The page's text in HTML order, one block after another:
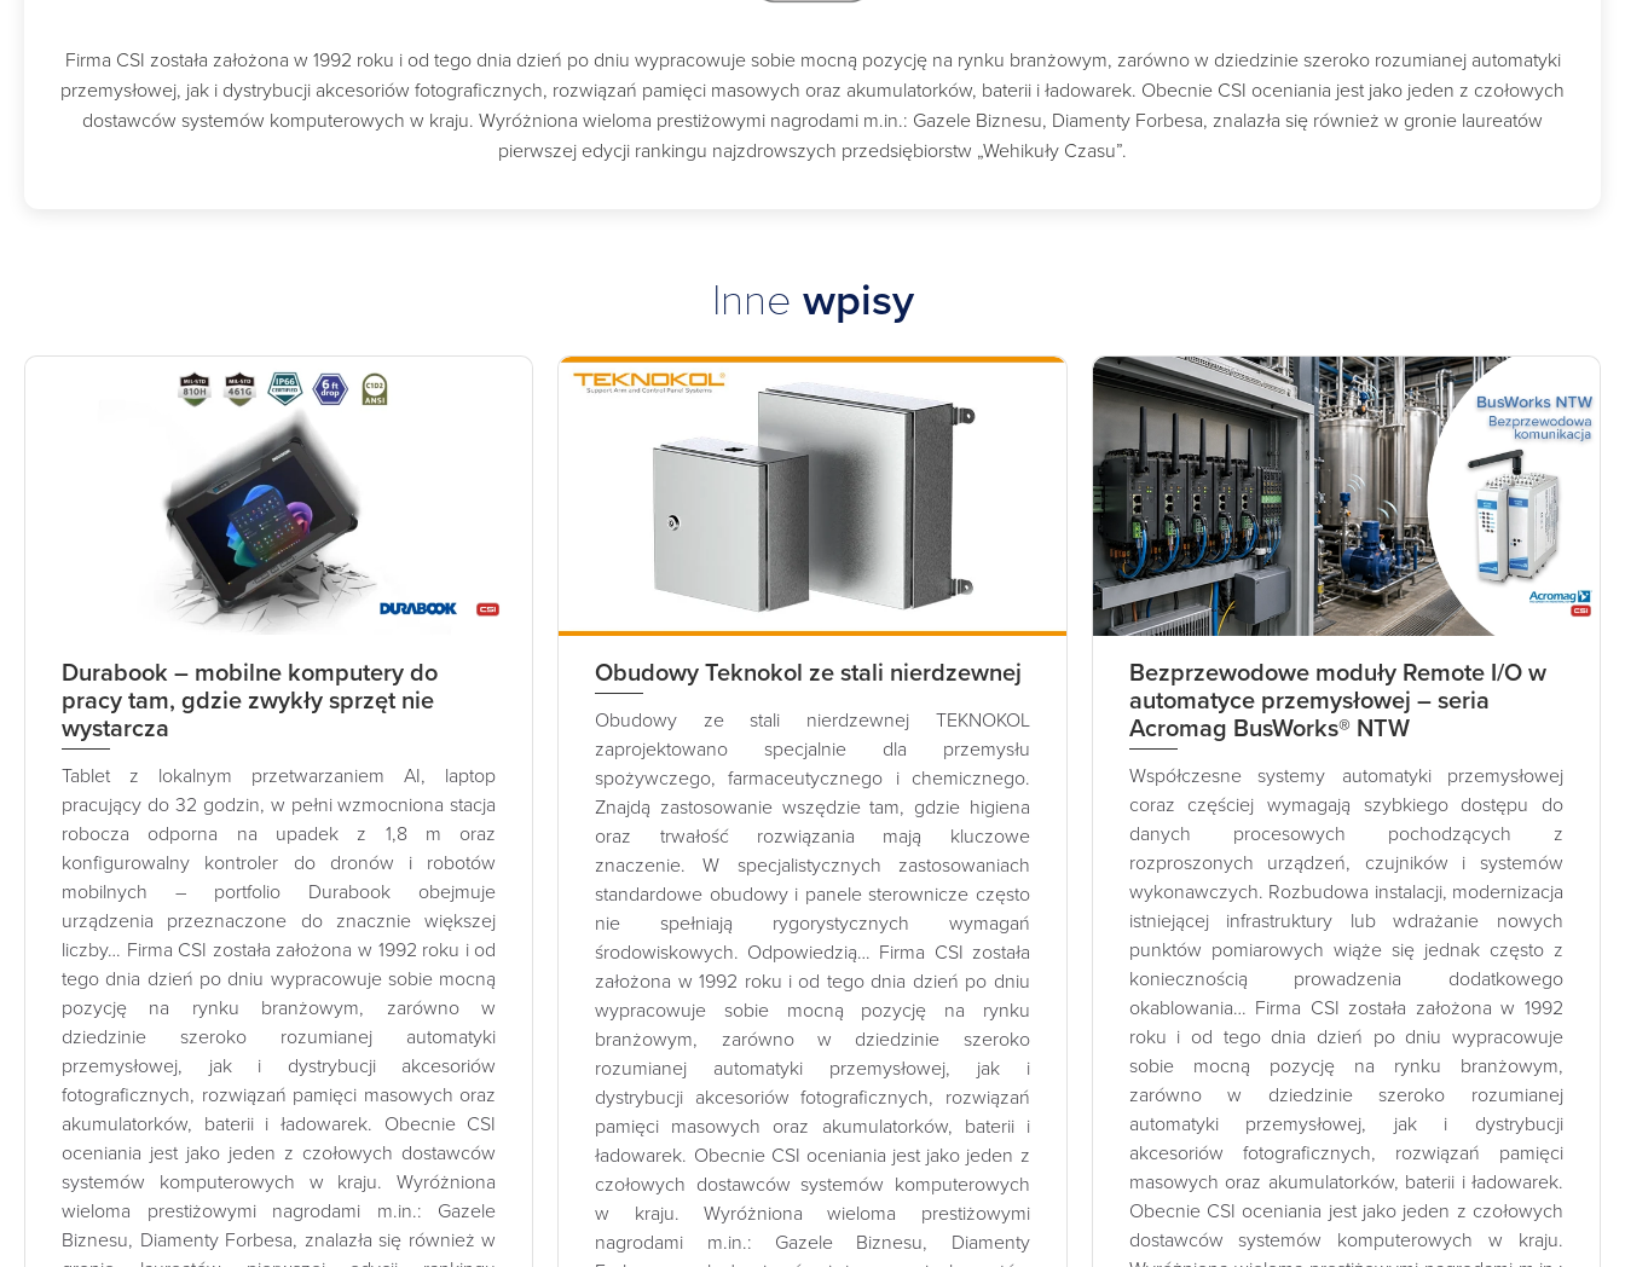
Firma CSI została założona w 1992 roku i od tego dnia dzień po dniu wypracowuje sobie mocną pozycję na rynku branżowym, zarówno w dziedzinie szeroko rozumianej automatyki
przemysłowej, jak i dystrybucji akcesoriów fotograficznych, rozwiązań pamięci masowych oraz akumulatorków, baterii i ładowarek. Obecnie CSI oceniania jest jako jeden z czołowych
dostawców systemów komputerowych w kraju. Wyróżniona wieloma prestiżowymi nagrodami m.in.: Gazele Biznesu, Diamenty Forbesa, znalazła się również w gronie laureatów
pierwszej edycji rankingu najzdrowszych przedsiębiorstw „Wehikuły Czasu”.
Inne wpisy
Durabook – mobilne komputery do
pracy tam, gdzie zwykły sprzęt nie
wystarcza
Tablet z lokalnym przetwarzaniem AI, laptop
pracujący do 32 godzin, w pełni wzmocniona stacja
robocza odporna na upadek z 1,8 m oraz
konfigurowalny kontroler do dronów i robotów
mobilnych – portfolio Durabook obejmuje
urządzenia przeznaczone do znacznie większej
liczby… Firma CSI została założona w 1992 roku i od
tego dnia dzień po dniu wypracowuje sobie mocną
pozycję na rynku branżowym, zarówno w
dziedzinie szeroko rozumianej automatyki
przemysłowej, jak i dystrybucji akcesoriów
fotograficznych, rozwiązań pamięci masowych oraz
akumulatorków, baterii i ładowarek. Obecnie CSI
oceniania jest jako jeden z czołowych dostawców
systemów komputerowych w kraju. Wyróżniona
wieloma prestiżowymi nagrodami m.in.: Gazele
Biznesu, Diamenty Forbesa, znalazła się również w
Obudowy Teknokol ze stali nierdzewnej
Obudowy ze stali nierdzewnej TEKNOKOL
zaprojektowano specjalnie dla przemysłu
spożywczego, farmaceutycznego i chemicznego.
Znajdą zastosowanie wszędzie tam, gdzie higiena
oraz trwałość rozwiązania mają kluczowe
znaczenie. W specjalistycznych zastosowaniach
standardowe obudowy i panele sterownicze często
nie spełniają rygorystycznych wymagań
środowiskowych. Odpowiedzią… Firma CSI została
założona w 1992 roku i od tego dnia dzień po dniu
wypracowuje sobie mocną pozycję na rynku
branżowym, zarówno w dziedzinie szeroko
rozumianej automatyki przemysłowej, jak i
dystrybucji akcesoriów fotograficznych, rozwiązań
pamięci masowych oraz akumulatorków, baterii i
ładowarek. Obecnie CSI oceniania jest jako jeden z
czołowych dostawców systemów komputerowych
w kraju. Wyróżniona wieloma prestiżowymi
nagrodami m.in.: Gazele Biznesu, Diamenty
Bezprzewodowe moduły Remote I/O w
automatyce przemysłowej – seria
Acromag BusWorks® NTW
Współczesne systemy automatyki przemysłowej
coraz częściej wymagają szybkiego dostępu do
danych procesowych pochodzących z
rozproszonych urządzeń, czujników i systemów
wykonawczych. Rozbudowa instalacji, modernizacja
istniejącej infrastruktury lub wdrażanie nowych
punktów pomiarowych wiąże się jednak często z
koniecznością prowadzenia dodatkowego
okablowania… Firma CSI została założona w 1992
roku i od tego dnia dzień po dniu wypracowuje
sobie mocną pozycję na rynku branżowym,
zarówno w dziedzinie szeroko rozumianej
automatyki przemysłowej, jak i dystrybucji
akcesoriów fotograficznych, rozwiązań pamięci
masowych oraz akumulatorków, baterii i ładowarek.
Obecnie CSI oceniania jest jako jeden z czołowych
dostawców systemów komputerowych w kraju.